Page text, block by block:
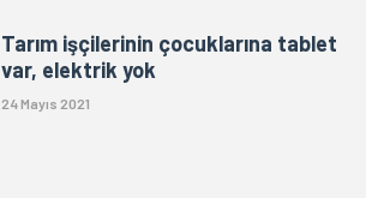
Tarım işçilerinin çocuklarına tablet
var, elektrik yok
24 Mayıs 2021